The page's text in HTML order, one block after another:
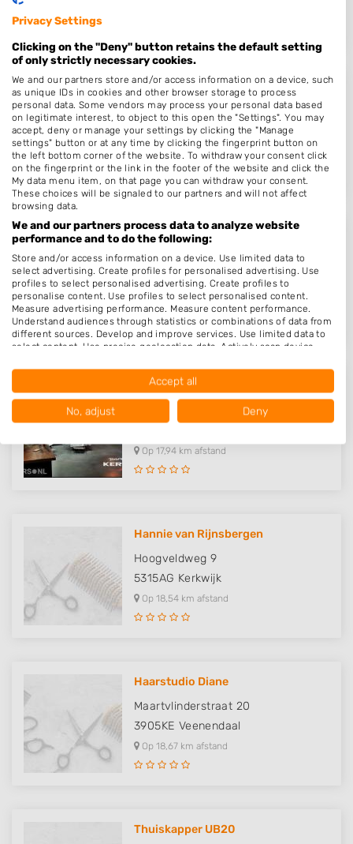
Centre Cosmetique Elly van der..
Het Overslag 72
3906AC Veenendaal
Op 17,19 km afstand
Kapsalon Lisette
Zandstraat 60
3905ED Veenendaal
Op 17,90 km afstand
Barbier Kerels
Tuinstraat 133 1ste Etage
Op 17,94 km afstand
Hannie van Rijnsbergen
Hoogveldweg 9
5315AG Kerkwijk
Op 18,54 km afstand
Haarstudio Diane
Maartvlinderstraat 20
3905KE Veenendaal
Op 18,67 km afstand
Thuiskapper UB20
Privacy Settings
Clicking on the "Deny" button retains the default setting
of only strictly necessary cookies.
We and our partners store and/or access information on a device, such
as unique IDs in cookies and other browser storage to process
personal data. Some vendors may process your personal data based
on legitimate interest, to object to this open the "Settings". You may
accept, deny or manage your settings by clicking the "Manage
settings" button or at any time by clicking the fingerprint button on
the left bottom corner of the website. To withdraw your consent click
on the fingerprint or the link in the footer of the website and click the
My data menu item, on that page you can withdraw your consent.
These choices will be signaled to our partners and will not affect
browsing data.
We and our partners process data to analyze website
performance and to do the following:
Store and/or access information on a device. Use limited data to
select advertising. Create profiles for personalised advertising. Use
profiles to select personalised advertising. Create profiles to
personalise content. Use profiles to select personalised content.
Measure advertising performance. Measure content performance.
Understand audiences through statistics or combinations of data from
different sources. Develop and improve services. Use limited data to
select content. Use precise geolocation data. Actively scan device
Data may be shared outside of the European Union and send to the
Your consent and the cookie policy applies solely to this website/app.
View Partner List (1016 IAB Vendors)
We use your data for the following purposes:
IAB processing purposes:
Create profiles for personalised advertising
Use profiles to select personalised
advertising
Measure advertising performance
Measure content performance
Understand audiences through statistics
or combinations of data from different
Accept all
No, adjust Deny